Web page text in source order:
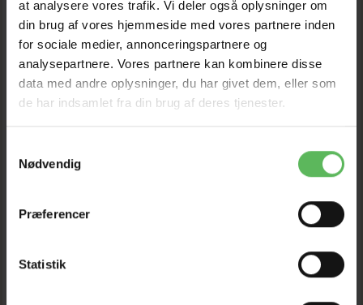
at analysere vores trafik. Vi deler også oplysninger om
din brug af vores hjemmeside med vores partnere inden
for sociale medier, annonceringspartnere og
analysepartnere. Vores partnere kan kombinere disse
data med andre oplysninger, du har givet dem, eller som
de har indsamlet fra din brug af deres tjenester.
Nødvendig
Præferencer
Statistik
SAM’S FIELD KORNFRI
LAKS HERRING
649,00 DKK
Tilbud udløber 08/08/2026
SAM’S FIELD LAM LIGHT
& SENIOR
439,12 DKK
499,00 DKK
Tilbud udløber 08/08/2026